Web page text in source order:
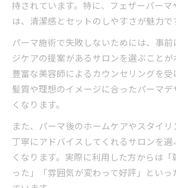
持されています。特に、フェザーパーマ
は、清潔感とセットのしやすさが魅力で
パーマ施術で失敗しないためには、事
ジケアの提案があるサロンを選ぶこと
豊富な美容師によるカウンセリングを受
髪質や理想のイメージに合ったパーマ
くなります。
また、パーマ後のホームケアやスタイ
丁寧にアドバイスしてくれるサロンを
くなります。実際に利用した方からは
った」「雰囲気が変わって好評」とい